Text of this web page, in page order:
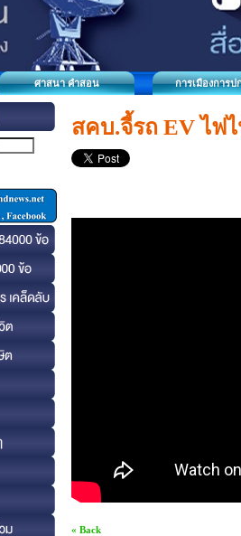
ศาสนา คำสอน การเมืองการป
สคบ.จี้รถ EV ไฟ
« Back